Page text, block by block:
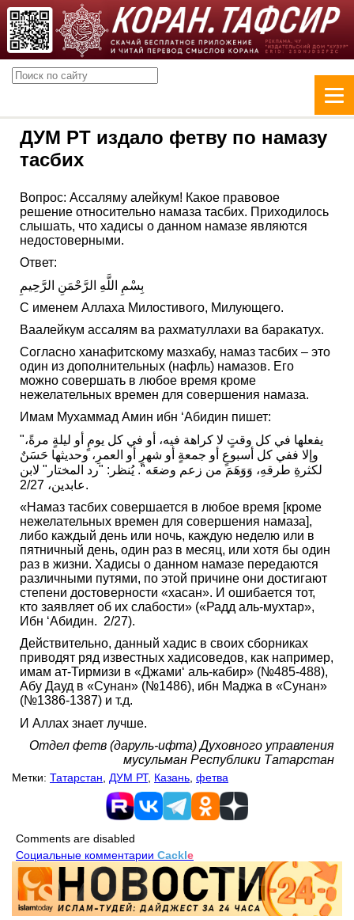
ДУМ РТ издало фетву по намазу
тасбих
Вопрос: Ассаляму алейкум! Какое правовое
решение относительно намаза тасбих. Приходилось
слышать, что хадисы о данном намазе являются
недостоверными.
Ответ:
بِسْمِ اللَّهِ الرَّحْمَنِ الرَّحِيمِ
С именем Аллаха Милостивого, Милующего.
Ваалейкум ассалям ва рахматуллахи ва баракатух.
Согласно ханафитскому мазхабу, намаз тасбих – это
один из дополнительных (нафль) намазов. Его
можно совершать в любое время кроме
нежелательных времен для совершения намаза.
Имам Мухаммад Амин ибн ‘Абидин пишет:
"يفعلها في كل وقتٍ لا كراهة فيه، أو في كل يومٍ أو ليلةٍ مرةً،
وإلا ففي كل أسبوعٍ أو جمعةٍ أو شهرٍ أو العمرِ، وحديثها حَسَنٌ
لكثرةِ طرقهِ، وَوَهَمَ من زعم وضعَه". يُنظر: "رد المختار" لابن
عابدين، 2/27.
«Намаз тасбих совершается в любое время [кроме
нежелательных времен для совершения намаза],
либо каждый день или ночь, каждую неделю или в
пятничный день, один раз в месяц, или хотя бы один
раз в жизни. Хадисы о данном намазе передаются
различными путями, по этой причине они достигают
степени достоверности «хасан». И ошибается тот,
кто заявляет об их слабости» («Радд аль-мухтар»,
Ибн ‘Абидин. 2/27).
Действительно, данный хадис в своих сборниках
приводят ряд известных хадисоведов, как например,
имам ат-Тирмизи в «Джами‘ аль-кабир» (№485-488),
Абу Дауд в «Сунан» (№1486), ибн Маджа в «Сунан»
(№1386-1387) и т.д.
И Аллах знает лучше. ⠀⠀⠀
Отдел фетв (даруль-ифта) Духовного управления
мусульман Республики Татарстан
Метки: Татарстан ДУМ РТ, Казань фетва
Comments are disabled
Социальные комментарии Cackle